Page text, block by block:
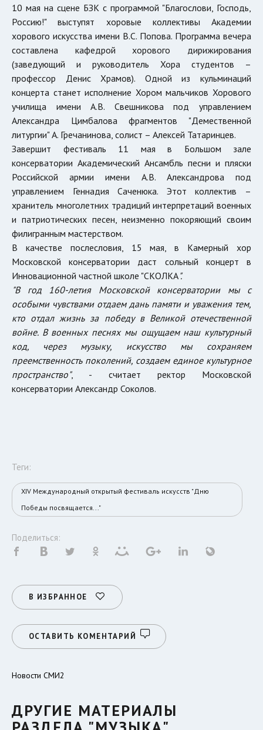
10 мая на сцене БЗК с программой "Благослови, Господь,
Россию!" выступят хоровые коллективы Академии
хорового искусства имени В.С. Попова. Программа вечера
составлена кафедрой хорового дирижирования
(заведующий и руководитель Хора студентов –
профессор Денис Храмов). Одной из кульминаций
концерта станет исполнение Хором мальчиков Хорового
училища имени А.В. Свешникова под управлением
Александра Цимбалова фрагментов "Демественной
литургии" А. Гречанинова, солист – Алексей Татаринцев.
Завершит фестиваль 11 мая в Большом зале
консерватории Академический Ансамбль песни и пляски
Российской армии имени А.В. Александрова под
управлением Геннадия Саченюка. Этот коллектив –
хранитель многолетних традиций интерпретаций военных
и патриотических песен, неизменно покоряющий своим
филигранным мастерством.
В качестве послесловия, 15 мая, в Камерный хор
Московской консерватории даст сольный концерт в
Инновационной частной школе "СКОЛКА".
"В год 160-летия Московской консерватории мы с
особыми чувствами отдаем дань памяти и уважения тем,
кто отдал жизнь за победу в Великой отечественной
войне. В военных песнях мы ощущаем наш культурный
код, через музыку, искусство мы сохраняем
преемственность поколений, создаем единое культурное
пространство", - считает ректор Московской
консерватории Александр Соколов.
Теги:
XIV Международный открытый фестиваль искусств "Дню
Победы посвящается..."
Поделиться:
В ИЗБРАННОЕ
ОСТАВИТЬ КОМЕНТАРИЙ
Новости СМИ2
ДРУГИЕ МАТЕРИАЛЫ